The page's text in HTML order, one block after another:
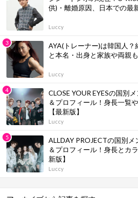
供)・離婚原因、日本での最
Luccy
AYA(トレーナー)は韓国人
と本名・出身と家族や両親
Luccy
CLOSE YOUR EYESの国別
＆プロフィール！身長一覧
【最新版】
Luccy
ALLDAY PROJECTの国別
＆プロフィール！身長とカ
新版】
Luccy